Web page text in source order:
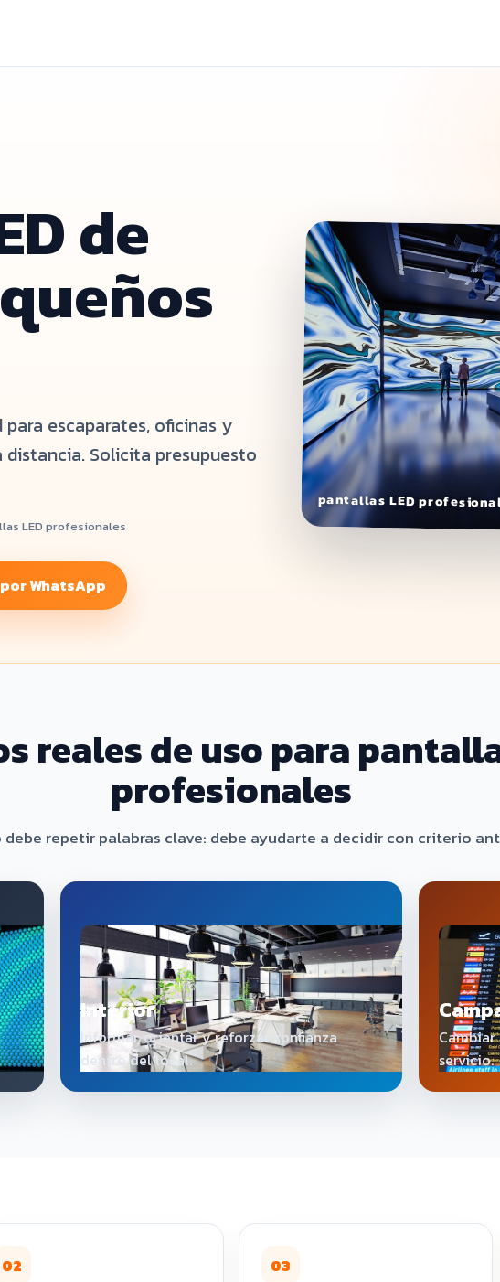
de
escaparates, oficinas y
Solicita presupuesto
LED profesionales
WhatsApp
pantallas LED
reales de uso para
profesionales
debe repetir palabras clave: debe ayudarte a decidir con criterio
Interior
Informar, orientar y reforzar confianza
dentro del local.
servicio.
02 03